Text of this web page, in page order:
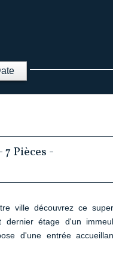
7 Pièces -
ville découvrez ce
étage d'un
d'une entrée